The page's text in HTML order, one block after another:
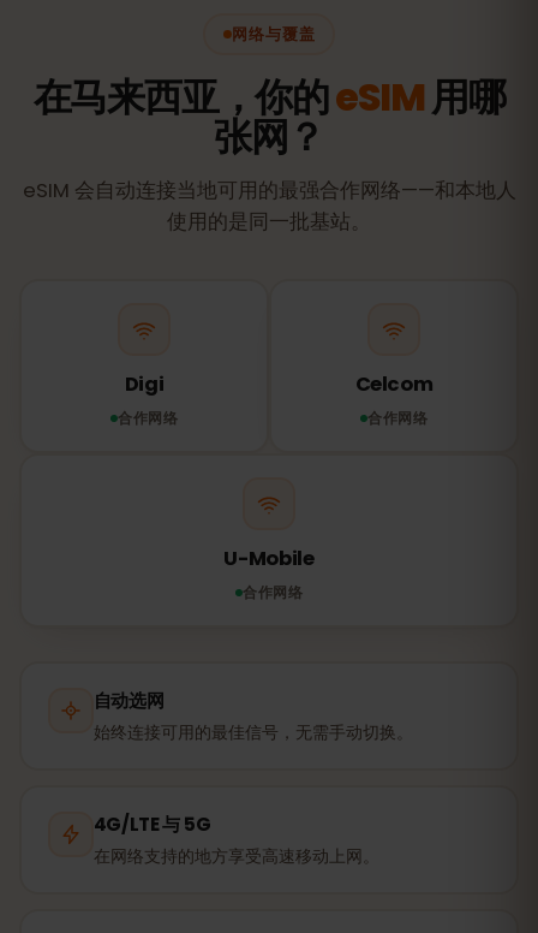
网络与覆盖
在马来西亚，你的eSIM用哪
张网？
eSIM 会自动连接当地可用的最强合作网络——和本地人
使用的是同一批基站。
Digi
合作网络
Celcom
合作网络
U-Mobile
合作网络
自动选网
始终连接可用的最佳信号，无需手动切换。
4G/LTE 与 5G
在网络支持的地方享受高速移动上网。